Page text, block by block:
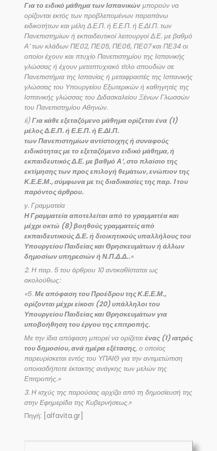
Για το ειδικό μάθημα των Ισπανικών μπορούν να
ορίζονται εκτός των προβλεπομένων παραπάνω
ειδικοτήτων και μέλη Δ.Ε.Π. ή Ε.Ε.Π. ή Ε.ΔΙ.Π. των
Πανεπιστημίων ή εκπαιδευτικοί λειτουργοί Δ.Ε. με βαθμό
Α’ των κλάδων ΠΕ02, ΠΕ05, ΠΕ06, ΠΕ07 και ΠΕ34 οι
οποίοι έχουν και πτυχίο Πανεπιστημίου της Ισπανικής
γλώσσας ή έχουν μεταπτυχιακό τίτλο σπουδών σε
Πανεπιστήμια της Ισπανίας ή μεταφραστές της Ισπανικής
γλώσσας του Υπουργείου Εξωτερικών ή καθηγητές της
Ισπανικής γλώσσας του Διδασκαλείου Ξένων Γλωσσών
του Πανεπιστημίου Αθηνών.
ii)Για κάθε εξεταζόμενο μάθημα ορίζεται ένα (1)
μέλος Δ.Ε.Π. ή Ε.Ε.Π. ή Ε.ΔΙ.Π.
των Πανεπιστημίων αντίστοιχης ή συναφούς
ειδικότητας με το εξεταζόμενο ειδικό μάθημα, ή
εκπαιδευτικός Δ.Ε. με βαθμό Α’, στο πλαίσιο της
εκτίμησης των προς επιλογή θεμάτων, ενώπιον της
Κ.Ε.Ε.Μ., σύμφωνα με τις διαδικασίες της παρ. 1 του
παρόντος άρθρου.
γ. Γραμματεία
Η Γραμματεία αποτελείται από το γραμματέα και
μέχρι οκτώ (8) βοηθούς γραμματείς από
εκπαιδευτικούς Δ.Ε. ή διοικητικούς υπαλλήλους του
Υπουργείου Παιδείας και Θρησκευμάτων ή άλλων
δημοσίων υπηρεσιών ή Ν.Π.Δ.Δ..»
2. Η παρ. 5 του άρθρου 10 αντικαθίσταται ως
ακολούθως:
«5. Με απόφαση του Προέδρου της Κ.Ε.Ε.Μ.,
ορίζονται μέχρι είκοσι (20) υπάλληλοι του
Υπουργείου Παιδείας και Θρησκευμάτων για
υποβοήθηση του έργου της επιτροπής.
Με την ίδια απόφαση μπορεί να ορίζεται ένας (1) ιατρός
του δημοσίου, ανά ημέρα εξέτασης, ο οποίος
παρευρίσκεται εντός του ΥΠΑΙΘ για την αντιμετώπιση
οποιασδήποτε έκτακτης ανάγκης των μελών της
Επιτροπής.»
3. Η ισχύς της παρούσας αρχίζει από τη δημοσίευσή της
στην Εφημερίδα της Κυβερνήσεως.»
Πηγή: [alfavita.gr]